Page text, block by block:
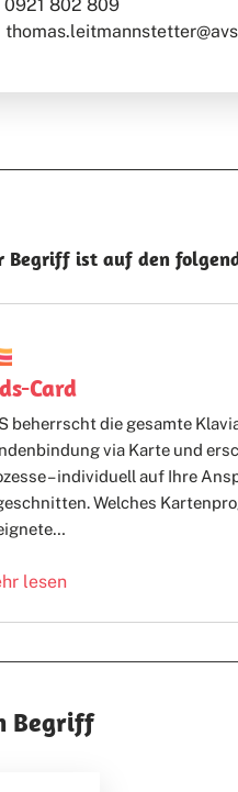
0921 802 809
Begriff ist auf den
Card
beherrscht die gesamte
via Karte und
– individuell auf Ihre
Welches
lesen
Begriff